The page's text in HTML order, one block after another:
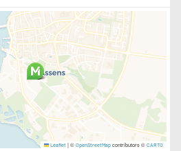
Leaflet |© OpenStreetMap contributors © CARTO